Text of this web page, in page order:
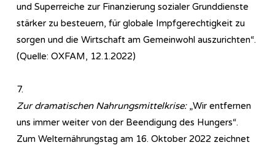
und Superreiche zur Finanzierung sozialer Grunddienste
stärker zu besteuern, für globale Impfgerechtigkeit zu
sorgen und die Wirtschaft am Gemeinwohl auszurichten“.
(Quelle: OXFAM, 12.1.2022)
7.
Zur dramatischen Nahrungsmittelkrise:„Wir entfernen
uns immer weiter von der Beendigung des Hungers“.
Zum Welternährungstag am 16. Oktober 2022 zeichnet